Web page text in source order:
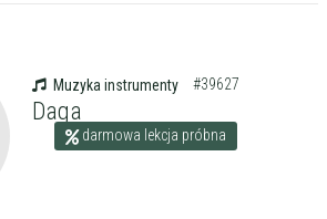
Muzyka instrumenty #39627
Daga
darmowa lekcja próbna